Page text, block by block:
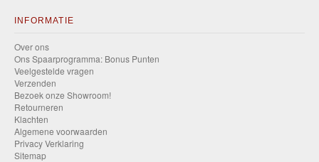
INFORMATIE
Over ons
Ons Spaarprogramma: Bonus Punten
Veelgestelde vragen
Verzenden
Bezoek onze Showroom!
Retourneren
Klachten
Algemene voorwaarden
Privacy Verklaring
Sitemap